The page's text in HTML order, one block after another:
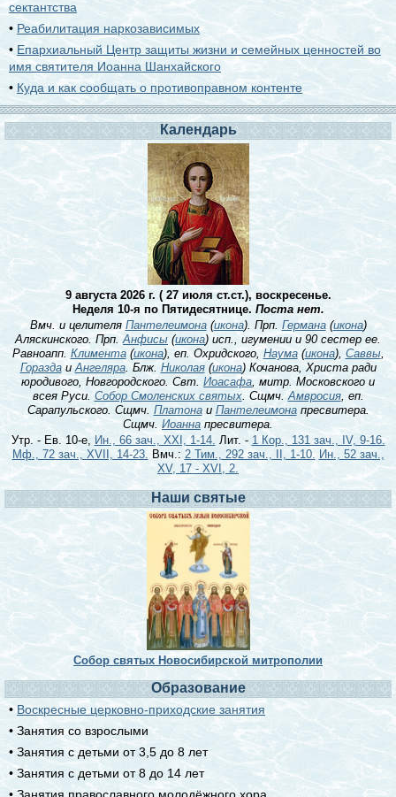
сектантства
• Реабилитация наркозависимых
• Епархиальный Центр защиты жизни и семейных ценностей во
имя святителя Иоанна Шанхайского
• Куда и как сообщать о противоправном контенте
Календарь
9 августа 2026 г. ( 27 июля ст.ст.), воскресенье.
Неделя 10-я по Пятидесятнице. Поста нет.
Вмч. и целителя Пантелеимона(икона). Прп. Германа(икона)
Аляскинского. Прп.Анфисы (икона) исп., игумении и 90 сестер ее.
Равноапп. Климента(икона), еп. Охридского, Наума(икона), Саввы,
ГораздаиАнгеляра. Блж. Николая(икона) Кочанова, Христа ради
юродивого, Новгородского. Свт. Иоасафа, митр. Московского и
всея Руси. Собор Смоленских святых. Сщмч.Амвросия, еп.
Сарапульского. Сщмч. Платонаи Пантелеимонапресвитера.
Сщмч. Иоанна пресвитера.
Утр. - Ев. 10-е, Ин., 66 зач., XXI, 1-14. Лит. - 1 Кор., 131 зач., IV, 9-16.
Мф., 72 зач., XVII, 14-23. Вмч.: 2 Тим., 292 зач., II, 1-10. Ин., 52 зач.,
XV, 17 - XVI, 2.
Наши святые
Собор святых Новосибирской митрополии
Образование
• Воскресные церковно-приходские занятия
• Занятия со взрослыми
• Занятия с детьми от 3,5 до 8 лет
• Занятия с детьми от 8 до 14 лет